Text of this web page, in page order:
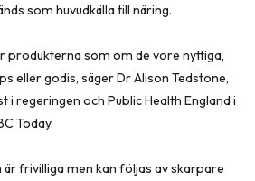
som huvudkälla till näring.
produkterna som om de vore nyttiga,
eller godis, säger Dr Alison Tedstone,
regeringen och Public Health England i
Today.
frivilliga men kan följas av skarpare